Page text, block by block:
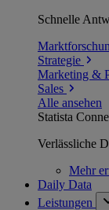
Schnelle
Strategie
Marketing &
Sales
Alle ansehen
Statista
Verlässliche
Mehr
Daily Data
Leistungen